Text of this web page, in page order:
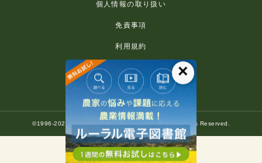
個人情報の取り扱い
免責事項
利用規約
推奨環境
著作権等について
©1996-2022 Rural Culture Association Japan. All Rights Reserved.
×